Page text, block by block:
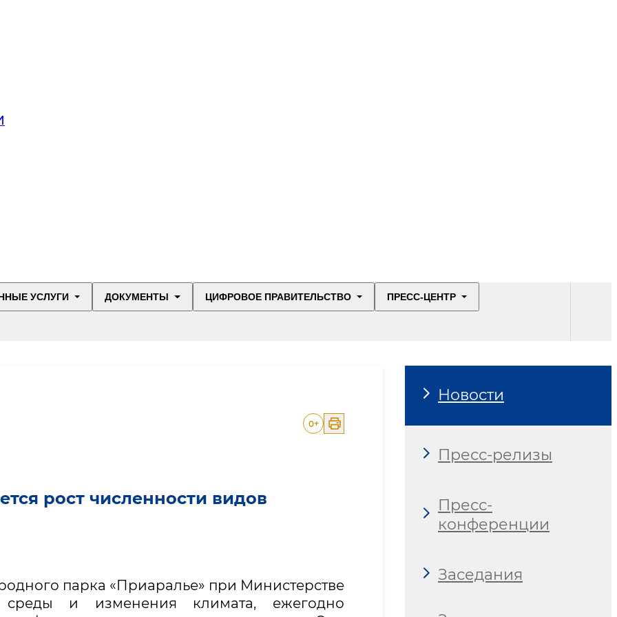
УСЛУГИ ДОКУМЕНТЫ ЦИФРОВОЕ ПРАВИТЕЛЬСТВО ПРЕСС-ЦЕНТР
0+
рост численности видов
парка «Приаралье» при Министерстве
и изменения климата, ежегодно
Новости
Пресс-релизы
Пресс-
конференции
Заседания